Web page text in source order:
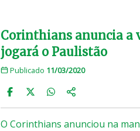
Corinthians anuncia a
jogará o Paulistão
Publicado 11/03/2020
O Corinthians anunciou na